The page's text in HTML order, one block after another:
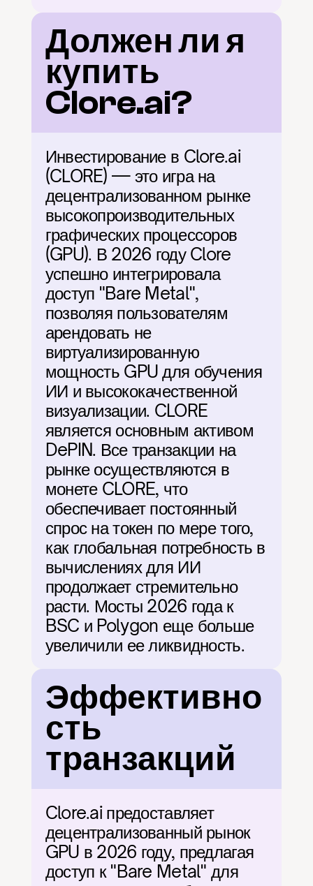
Должен ли я
купить
Clore.ai?
Инвестирование в Clore.ai
(CLORE) — это игра на
децентрализованном рынке
высокопроизводительных
графических процессоров
(GPU). В 2026 году Clore
успешно интегрировала
доступ "Bare Metal",
позволяя пользователям
арендовать не
виртуализированную
мощность GPU для обучения
ИИ и высококачественной
визуализации. CLORE
является основным активом
DePIN. Все транзакции на
рынке осуществляются в
монете CLORE, что
обеспечивает постоянный
спрос на токен по мере того,
как глобальная потребность в
вычислениях для ИИ
продолжает стремительно
расти. Мосты 2026 года к
BSC и Polygon еще больше
увеличили ее ликвидность.
Эффективно
сть
транзакций
Clore.ai предоставляет
децентрализованный рынок
GPU в 2026 году, предлагая
доступ к "Bare Metal" для